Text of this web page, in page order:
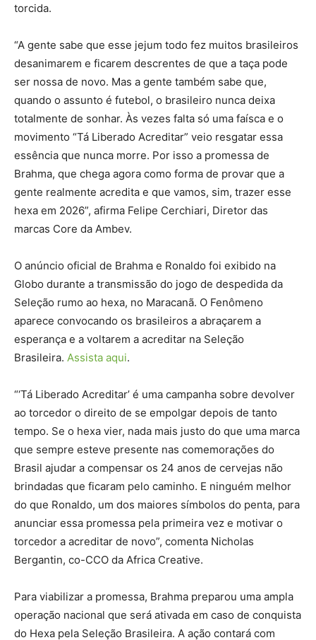
torcida.
“A gente sabe que esse jejum todo fez muitos brasileiros
desanimarem e ficarem descrentes de que a taça pode
ser nossa de novo. Mas a gente também sabe que,
quando o assunto é futebol, o brasileiro nunca deixa
totalmente de sonhar. Às vezes falta só uma faísca e o
movimento “Tá Liberado Acreditar” veio resgatar essa
essência que nunca morre. Por isso a promessa de
Brahma, que chega agora como forma de provar que a
gente realmente acredita e que vamos, sim, trazer esse
hexa em 2026”, afirma Felipe Cerchiari, Diretor das
marcas Core da Ambev.
O anúncio oficial de Brahma e Ronaldo foi exibido na
Globo durante a transmissão do jogo de despedida da
Seleção rumo ao hexa, no Maracanã. O Fenômeno
aparece convocando os brasileiros a abraçarem a
esperança e a voltarem a acreditar na Seleção
Brasileira. Assista aqui.
“‘Tá Liberado Acreditar’ é uma campanha sobre devolver
ao torcedor o direito de se empolgar depois de tanto
tempo. Se o hexa vier, nada mais justo do que uma marca
que sempre esteve presente nas comemorações do
Brasil ajudar a compensar os 24 anos de cervejas não
brindadas que ficaram pelo caminho. E ninguém melhor
do que Ronaldo, um dos maiores símbolos do penta, para
anunciar essa promessa pela primeira vez e motivar o
torcedor a acreditar de novo”, comenta Nicholas
Bergantin, co-CCO da Africa Creative.
Para viabilizar a promessa, Brahma preparou uma ampla
operação nacional que será ativada em caso de conquista
do Hexa pela Seleção Brasileira. A ação contará com